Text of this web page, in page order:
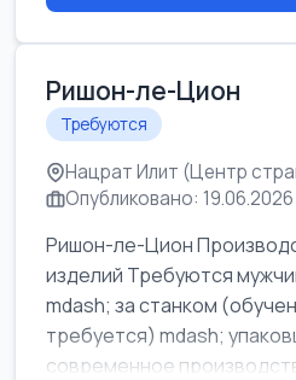
Ришон-ле-Цион
Требуются
Нацрат Илит (Центр
Опубликовано: 19.06.2026
Ришон-ле-Цион
изделий Требуются
mdash; за станком
требуется) mdash;
современное